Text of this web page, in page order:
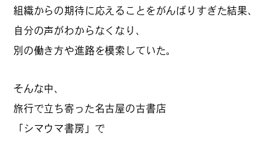
#飛行機で行かない海外旅
行
#札幌カレー探訪
組織からの期待に応えることをがんばりすぎた結果、
自分の声がわからなくなり、
別の働き方や進路を模索していた。
そんな中、
旅行で立ち寄った名古屋の古書店
「シマウマ書房」で